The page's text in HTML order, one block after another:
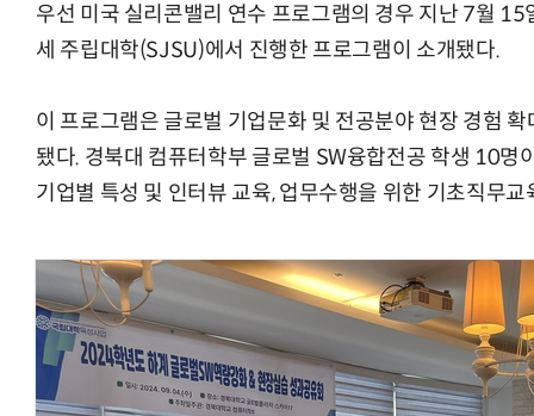
우선 미국 실리콘밸리 연수 프로그램의 경우 지난 7월
세 주립대학(SJSU)에서 진행한 프로그램이 소개됐다.
이 프로그램은 글로벌 기업문화 및 전공분야 현장 경험
됐다. 경북대 컴퓨터학부 글로벌 SW융합전공 학생 10명
기업별 특성 및 인터뷰 교육, 업무수행을 위한 기초직무교